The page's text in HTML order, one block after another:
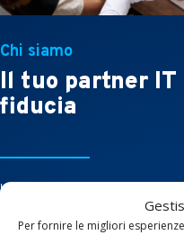
Per fornire le migliori
Chi siamo
Il tuo partner
fiducia
Infosecur affonda le radici in una
sicurezza informatica e